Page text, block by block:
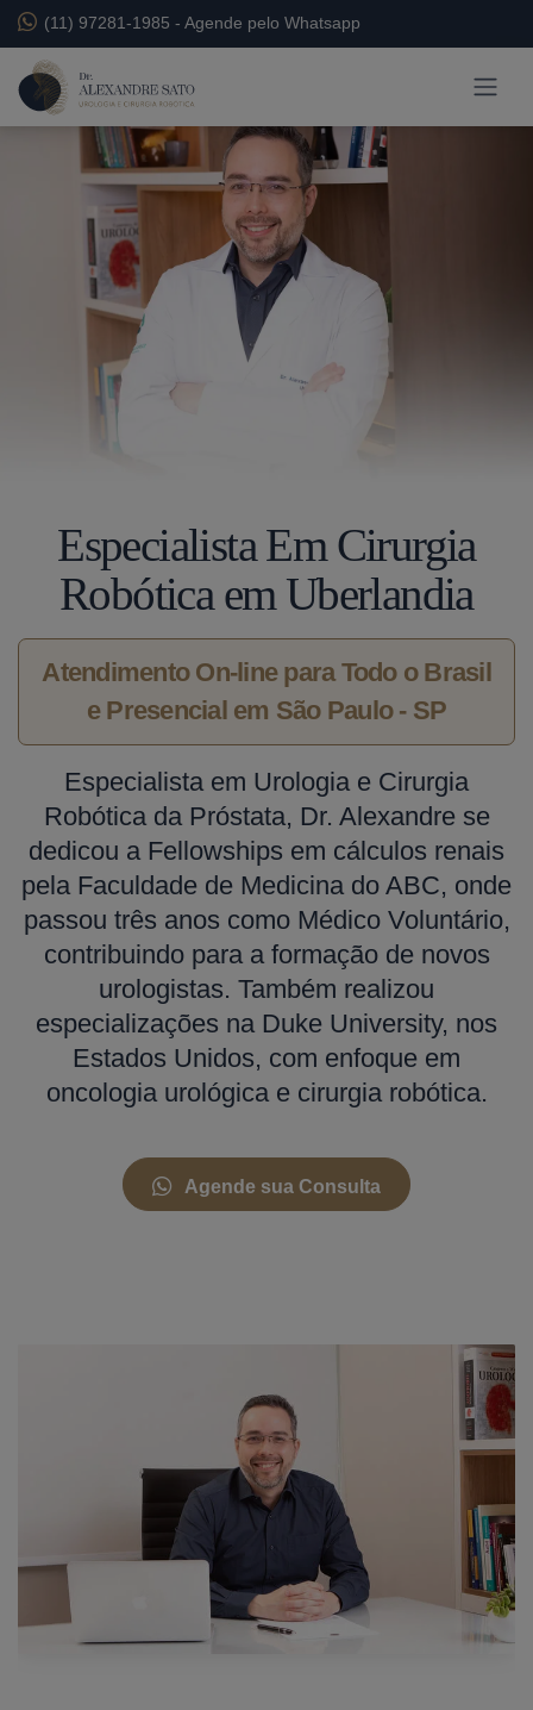
(11) 97281-1985 - Agende pelo Whatsapp
Especialista Em Cirurgia
Robótica em Uberlandia
Atendimento On-line para Todo o Brasil
e Presencial em São Paulo - SP
Especialista em Urologia e Cirurgia
Robótica da Próstata, Dr. Alexandre se
dedicou a Fellowships em cálculos renais
pela Faculdade de Medicina do ABC, onde
passou três anos como Médico Voluntário,
contribuindo para a formação de novos
urologistas. Também realizou
especializações na Duke University, nos
Estados Unidos, com enfoque em
oncologia urológica e cirurgia robótica.
Agende sua Consulta